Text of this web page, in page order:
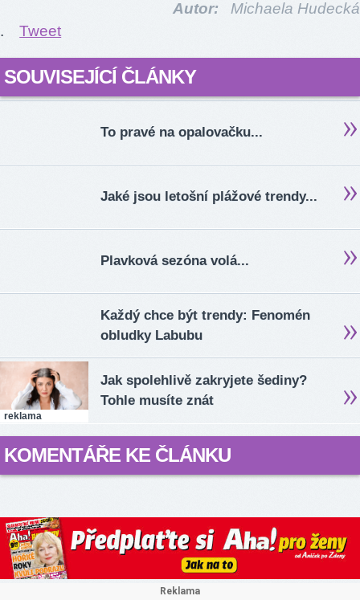
Autor:
Michaela Hudecká
.
Tweet
SOUVISEJÍCÍ ČLÁNKY
To pravé na opalovačku...
Jaké jsou letošní plážové trendy...
Plavková sezóna volá...
Každý chce být trendy: Fenomén
obludky Labubu
reklama
Jak spolehlivě zakryjete šediny?
Tohle musíte znát
KOMENTÁŘE KE ČLÁNKU